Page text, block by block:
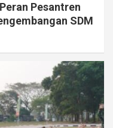
Pesantren
SDM